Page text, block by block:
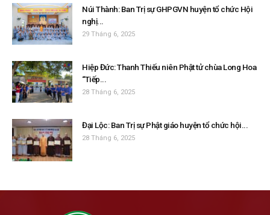
Núi Thành: Ban Trị sự GHPGVN huyện tổ chức Hội
nghị...
29 Tháng 6, 2025
Hiệp Đức: Thanh Thiếu niên Phật tử chùa Long Hoa
“Tiếp...
28 Tháng 6, 2025
Đại Lộc: Ban Trị sự Phật giáo huyện tổ chức hội...
28 Tháng 6, 2025